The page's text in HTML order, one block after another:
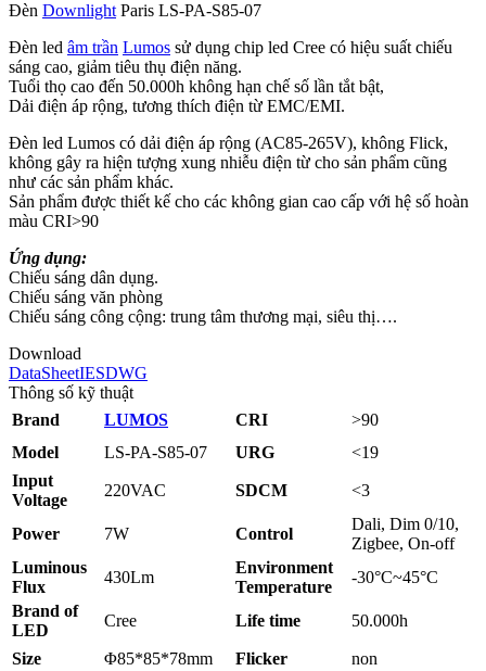
Đèn Downlight Paris LS‑PA‑S85‑07
Đèn led âm trần Lumos sử dụng chip led Cree có hiệu suất chiếu
sáng cao, giảm tiêu thụ điện năng.
Tuổi thọ cao đến 50.000h không hạn chế số lần tắt bật,
Dải điện áp rộng, tương thích điện từ EMC/EMI.
Đèn led Lumos có dải điện áp rộng (AC85-265V), không Flick,
không gây ra hiện tượng xung nhiễu điện từ cho sản phẩm cũng
như các sản phẩm khác.
Sản phẩm được thiết kế cho các không gian cao cấp với hệ số hoàn
màu CRI>90
Ứng dụng:
Chiếu sáng dân dụng.
Chiếu sáng văn phòng
Chiếu sáng công cộng: trung tâm thương mại, siêu thị….
Download
DataSheetIESDWG
Thông số kỹ thuật
Brand
LUMOS CRI
>90
Model
LS‑PA‑S85‑07 URG
<19
Input
Voltage
220VAC SDCM <3
Power 7W Control
Dali, Dim 0/10,
Zigbee, On-off
Luminous
Flux
430Lm
Environment
Temperature
-30°C~45°C
Brand of
LED
Cree Life time 50.000h
Size Φ85*85*78mm Flicker
non